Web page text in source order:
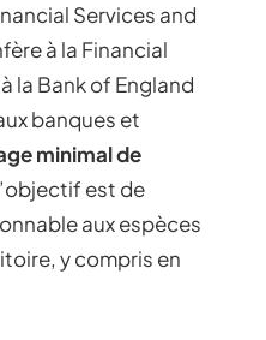
Services and
à la Financial
la Bank of England
banques et
minimal de
est de
aux espèces
y compris en